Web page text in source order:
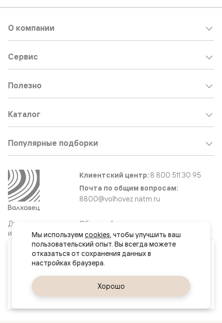
Ваш город
Двери
и интерьерные
решения
О компании
Сервис
Полезно
Каталог
Популярные подборки
Клиентский центр: 8 800 511 30 95
Почта по общим вопросам:
8800@volhovez.natm.ru
Обратный звонок
Сайт не является публичной офертой
Правовая информация
Мы используем cookies, чтобы улучшить ваш
пользовательский опыт. Вы всегда можете
отказаться от сохранения данных в
Хорошо